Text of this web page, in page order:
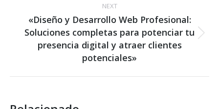
NEXT
Next
post:
«Diseño y Desarrollo Web Profesional:
Soluciones completas para potenciar tu
presencia digital y atraer clientes
potenciales»